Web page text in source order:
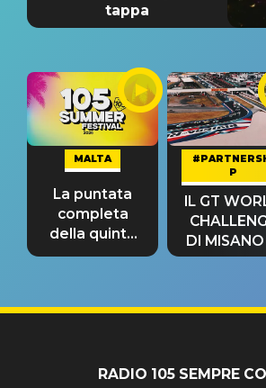
tappa
MALTA
La puntata
completa
della quinta
tappa
P
IL GT
DI MISANO
RADIO 105 SEMPRE